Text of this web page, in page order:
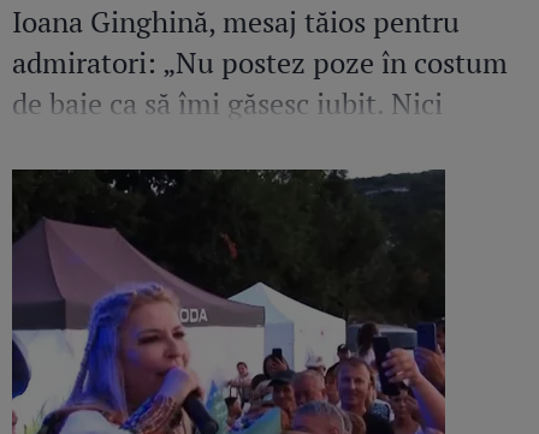
Ioana Ginghină, mesaj tăios pentru
admiratori: „Nu postez poze în costum
de baie ca să îmi găsesc iubit. Nici